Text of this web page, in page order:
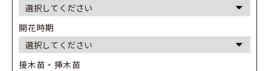
開花時期
接木苗・挿木苗